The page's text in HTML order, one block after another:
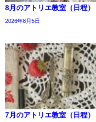
8月のアトリエ教室（日程）
2026年8月5日
7月のアトリエ教室（日程）